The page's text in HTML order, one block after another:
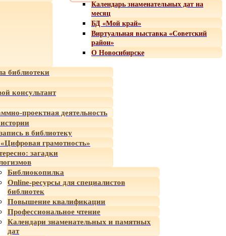
Календарь знаменательных дат на
месяц
БД «Мой край»
Виртуальная выставка «Советский
район»
О Новосибирске
библиотеки
консультант
проектная деятельность
в библиотеку
грамотность»
загадки
Библиокопилка
Online-ресурсы для специалистов
библиотек
Повышение квалификации
Профессиональное чтение
Календари знаменательных и памятных
дат